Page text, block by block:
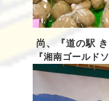
尚、『道の駅
『湘南ゴールド